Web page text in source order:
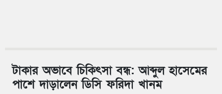
টাকার অভাবে চিকিৎসা বন্ধ: আব্দুল হাসেমের
পাশে দাড়ালেন ডিসি ফরিদা খানম